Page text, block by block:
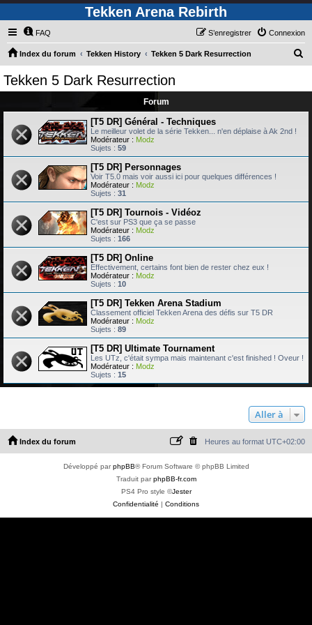
Tekken Arena Rebirth
FAQ Connexion
S’enregistrer
Index du forum Tekken History Tekken 5 Dark Resurrection
r
Tekken 5 Dark Resurrection
Forum
[T5 DR] Général - Techniques
Le meilleur volet de la série Tekken... n'en déplaise à Ak 2nd !
Modérateur : Modz
Sujets : 59
[T5 DR] Personnages
Voir T5.0 mais voir aussi ici pour quelques différences !
Modérateur : Modz
Sujets : 31
[T5 DR] Tournois - Vidéoz
C'est sur PS3 que ça se passe
Modérateur : Modz
Sujets : 166
[T5 DR] Online
Effectivement, certains font bien de rester chez eux !
Modérateur : Modz
Sujets : 10
[T5 DR] Tekken Arena Stadium
Classement officiel Tekken Arena des défis sur T5 DR
Modérateur : Modz
Sujets : 89
[T5 DR] Ultimate Tournament
Les UTz, c'était sympa mais maintenant c'est finished ! Oveur !
Modérateur : Modz
Sujets : 15
Aller à
Index du forum Heures au format UTC+02:00
Développé parphpBB® Forum Software © phpBB Limited
Traduit parphpBB-fr.com
PS4 Pro style ©Jester
Confidentialité | Conditions